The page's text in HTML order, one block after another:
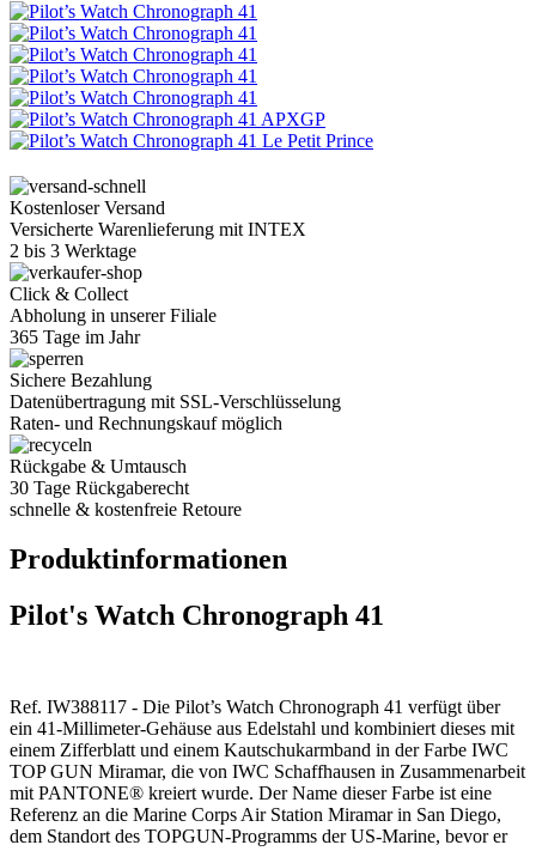
Kostenloser Versand
Versicherte Warenlieferung mit INTEX
2 bis 3 Werktage
Click & Collect
Abholung in unserer Filiale
365 Tage im Jahr
Sichere Bezahlung
Datenübertragung mit SSL-Verschlüsselung
Raten- und Rechnungskauf möglich
Rückgabe & Umtausch
30 Tage Rückgaberecht
schnelle & kostenfreie Retoure
Produktinformationen
Pilot's Watch Chronograph 41
Ref. IW388117 - Die Pilot’s Watch Chronograph 41 verfügt über
ein 41-Millimeter-Gehäuse aus Edelstahl und kombiniert dieses mit
einem Zifferblatt und einem Kautschukarmband in der Farbe IWC
TOP GUN Miramar, die von IWC Schaffhausen in Zusammenarbeit
mit PANTONE® kreiert wurde. Der Name dieser Farbe ist eine
Referenz an die Marine Corps Air Station Miramar in San Diego,
dem Standort des TOPGUN-Programms der US-Marine, bevor er